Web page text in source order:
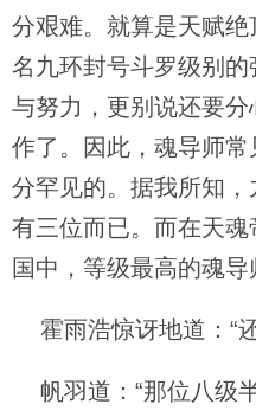
分艰难。就算是天赋
名九环封号斗罗级别
与努力，更别说还要分
作了。因此，魂导师
分罕见的。据我所知
有三位而已。而在天
国中，等级最高的魂
霍雨浩惊讶地道：“
帆羽道：“那位八级